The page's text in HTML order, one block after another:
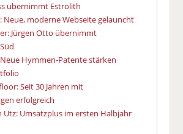
übernimmt Estrolith
Neue, moderne Webseite gelauncht
Jürgen Otto übernimmt
Neue Hymmen-Patente stärken
Seit 30 Jahren mit
erfolgreich
Utz: Umsatzplus im ersten Halbjahr